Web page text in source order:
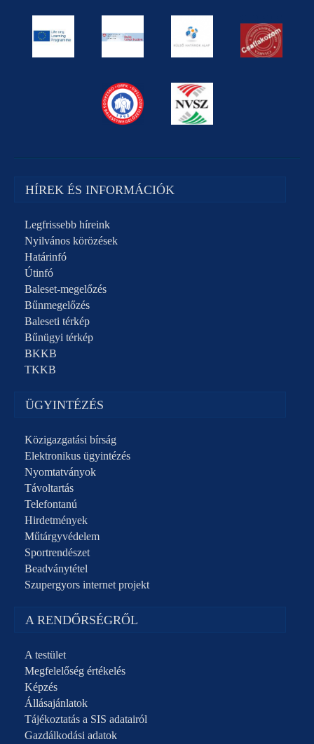
HÍREK ÉS INFORMÁCIÓK
Legfrissebb híreink
Nyilvános körözések
Határinfó
Útinfó
Baleset-megelőzés
Bűnmegelőzés
Baleseti térkép
Bűnügyi térkép
BKKB
TKKB
ÜGYINTÉZÉS
Közigazgatási bírság
Elektronikus ügyintézés
Nyomtatványok
Távoltartás
Telefontanú
Hirdetmények
Műtárgyvédelem
Sportrendészet
Beadványtétel
Szupergyors internet projekt
A RENDŐRSÉGRŐL
A testület
Megfelelőség értékelés
Képzés
Állásajánlatok
Tájékoztatás a SIS adatairól
Gazdálkodási adatok